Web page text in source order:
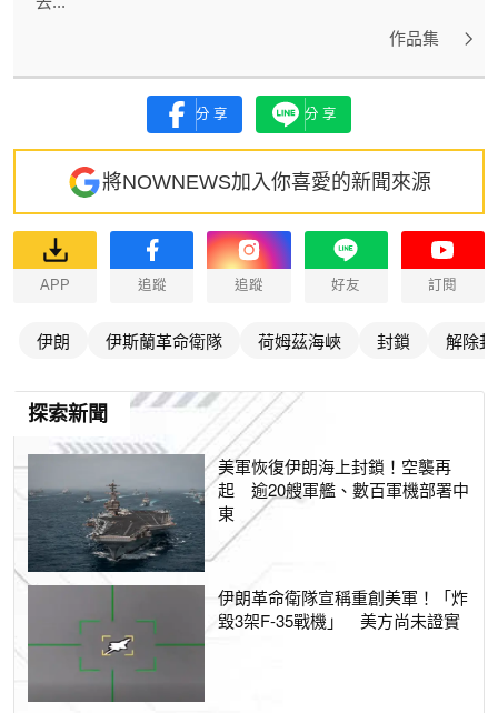
作品集
分享 分享
將NOWNEWS加入你喜愛的新聞來源
APP 追蹤 追蹤 好友 訂閱
伊朗 伊斯蘭革命衛隊 荷姆茲海峽 封鎖 解除
探索新聞
美軍恢復伊朗海上封鎖！空襲再
起 逾20艘軍艦、數百軍機部署中
東
伊朗革命衛隊宣稱重創美軍！「炸
毀3架F-35戰機」 美方尚未證實